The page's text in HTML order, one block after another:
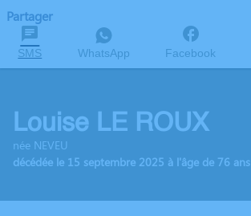
Partager
SMS WhatsApp Facebook
Louise LE ROUX
née NEVEU
décédée le 15 septembre 2025 à l'âge de 76 ans